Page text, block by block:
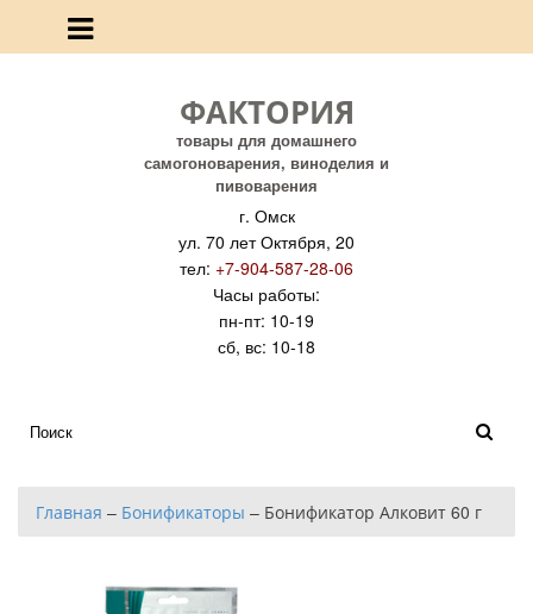
ФАКТОРИЯ
товары для домашнего
самогоноварения, виноделия и
пивоварения
г. Омск
ул. 70 лет Октября, 20
тел: +7-904-587-28-06
Часы работы:
пн-пт: 10-19
сб, вс: 10-18
Главная – Бонификаторы – Бонификатор Алковит 60 г